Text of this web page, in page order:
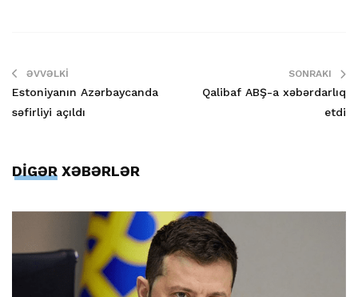
ƏVVƏLKI
Estoniyanın Azərbaycanda
səfirliyi açıldı
SONRAKI
Qalibaf ABŞ-a xəbərdarlıq
etdi
DİGƏR XƏBƏRLƏR